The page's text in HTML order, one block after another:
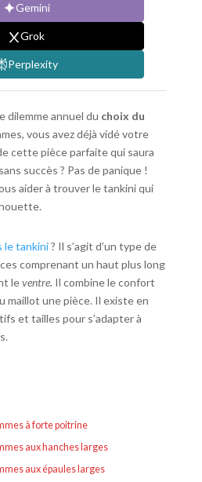
Gemini
Grok
Perplexity
dilemme annuel du choix du
vous avez déjà vidé votre
cette pièce parfaite qui saura
succès ? Pas de panique !
aider à trouver le tankini qui
le tankini? Il s’agit d’un type de
comprenant un haut plus long
leventre. Il combine le confort
maillot une pièce. Il existe en
et tailles pour s’adapter à
à forte poitrine
aux hanches larges
aux épaules larges